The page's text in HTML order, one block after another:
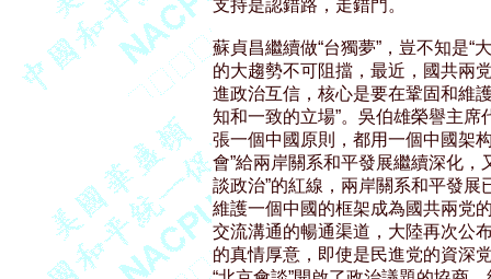
支持是認錯路，走錯門。
蘇貞昌繼續做“台獨夢”，豈不知是“
的大趨勢不可阻擋，最近，國共兩
進政治互信，核心是要在鞏固和維
知和一致的立場”。吳伯雄榮譽主席
張一個中國原則，都用一個中國架
會”給兩岸關系和平發展繼續深化，
談政治”的紅線，兩岸關系和平發
維護一個中國的框架成為國共兩党
交流溝通的暢通渠道，大陸再次公
的真情厚意，即使是民進党的資深